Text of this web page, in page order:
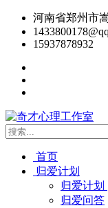
河南省郑州市
15937878932
首页
归爱计划
归爱计划
归爱问答